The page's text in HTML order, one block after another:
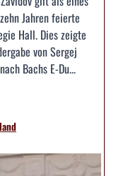
Jahren feierte
Hall. Dies zeigte
von Sergej
Bachs E-Du...